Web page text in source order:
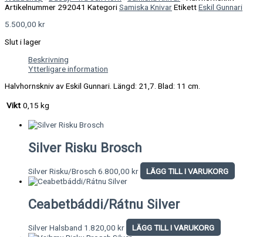
Artikelnummer 292041 KategoriSamiska KnivarEtikettEskil Gunnari
5.500,00 kr
Slut i lager
Beskrivning
Ytterligare information
Halvhornskniv av Eskil Gunnari. Längd: 21,7. Blad: 11 cm.
Vikt 0,15 kg
Silver Risku Brosch
Silver Risku/Brosch 6.800,00 kr LÄGG TILL I VARUKORG
Ceabetbáddi/Rátnu Silver
Silver Halsband 1.820,00 kr LÄGG TILL I VARUKORG